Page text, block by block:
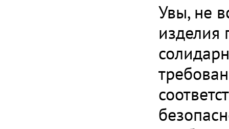
Увы, не
изделия